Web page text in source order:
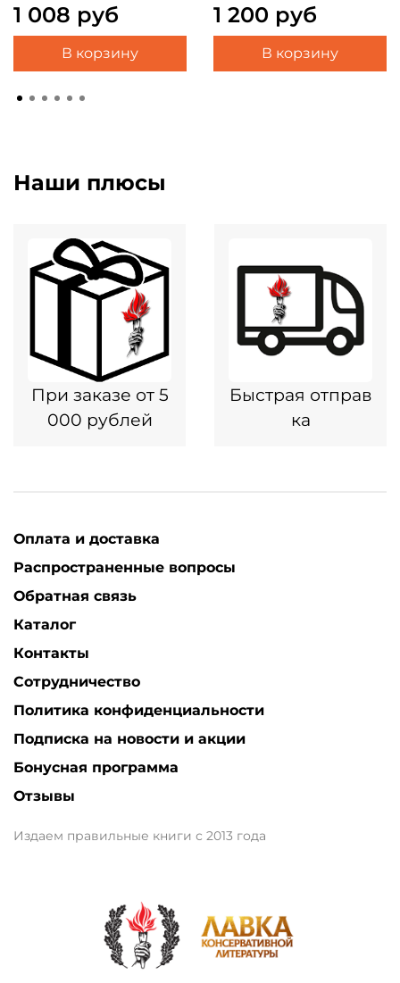
1 008 руб
В корзину
1 200 руб
В корзину
Наши плюсы
При заказе от 5
000 рублей
Быстрая отправ
ка
Оплата и доставка
Распространенные вопросы
Обратная связь
Каталог
Контакты
Сотрудничество
Политика конфиденциальности
Подписка на новости и акции
Бонусная программа
Отзывы
Издаем правильные книги с 2013 года